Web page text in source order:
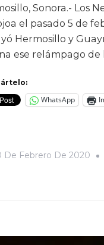
Sonora.- Los
el pasado 5 de
Hermosillo y
ese relámpago de
WhatsApp
De Febrero De 2020